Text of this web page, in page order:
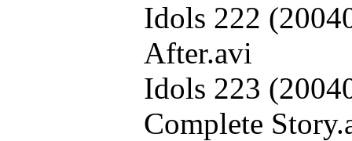
Idols 222
After.avi
Idols 223
Complete